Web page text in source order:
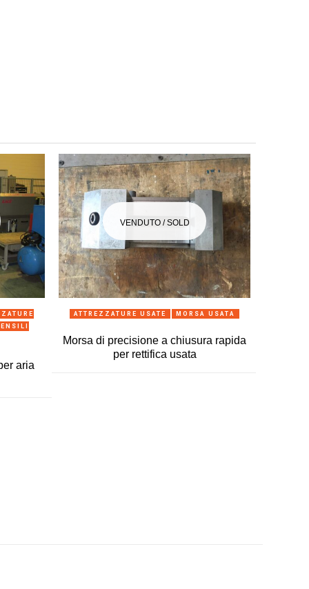
aria
VENDUTO / SOLD
ANTEPRIMA
ATTREZZATURE USATE MORSA USATA
Morsa di precisione a chiusura rapida
per rettifica usata